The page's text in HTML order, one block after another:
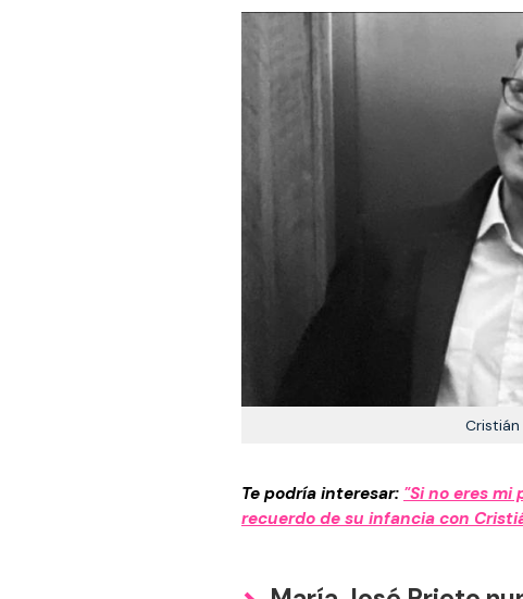
Te podría interesar: "Si no eres mi
recuerdo de su infancia con